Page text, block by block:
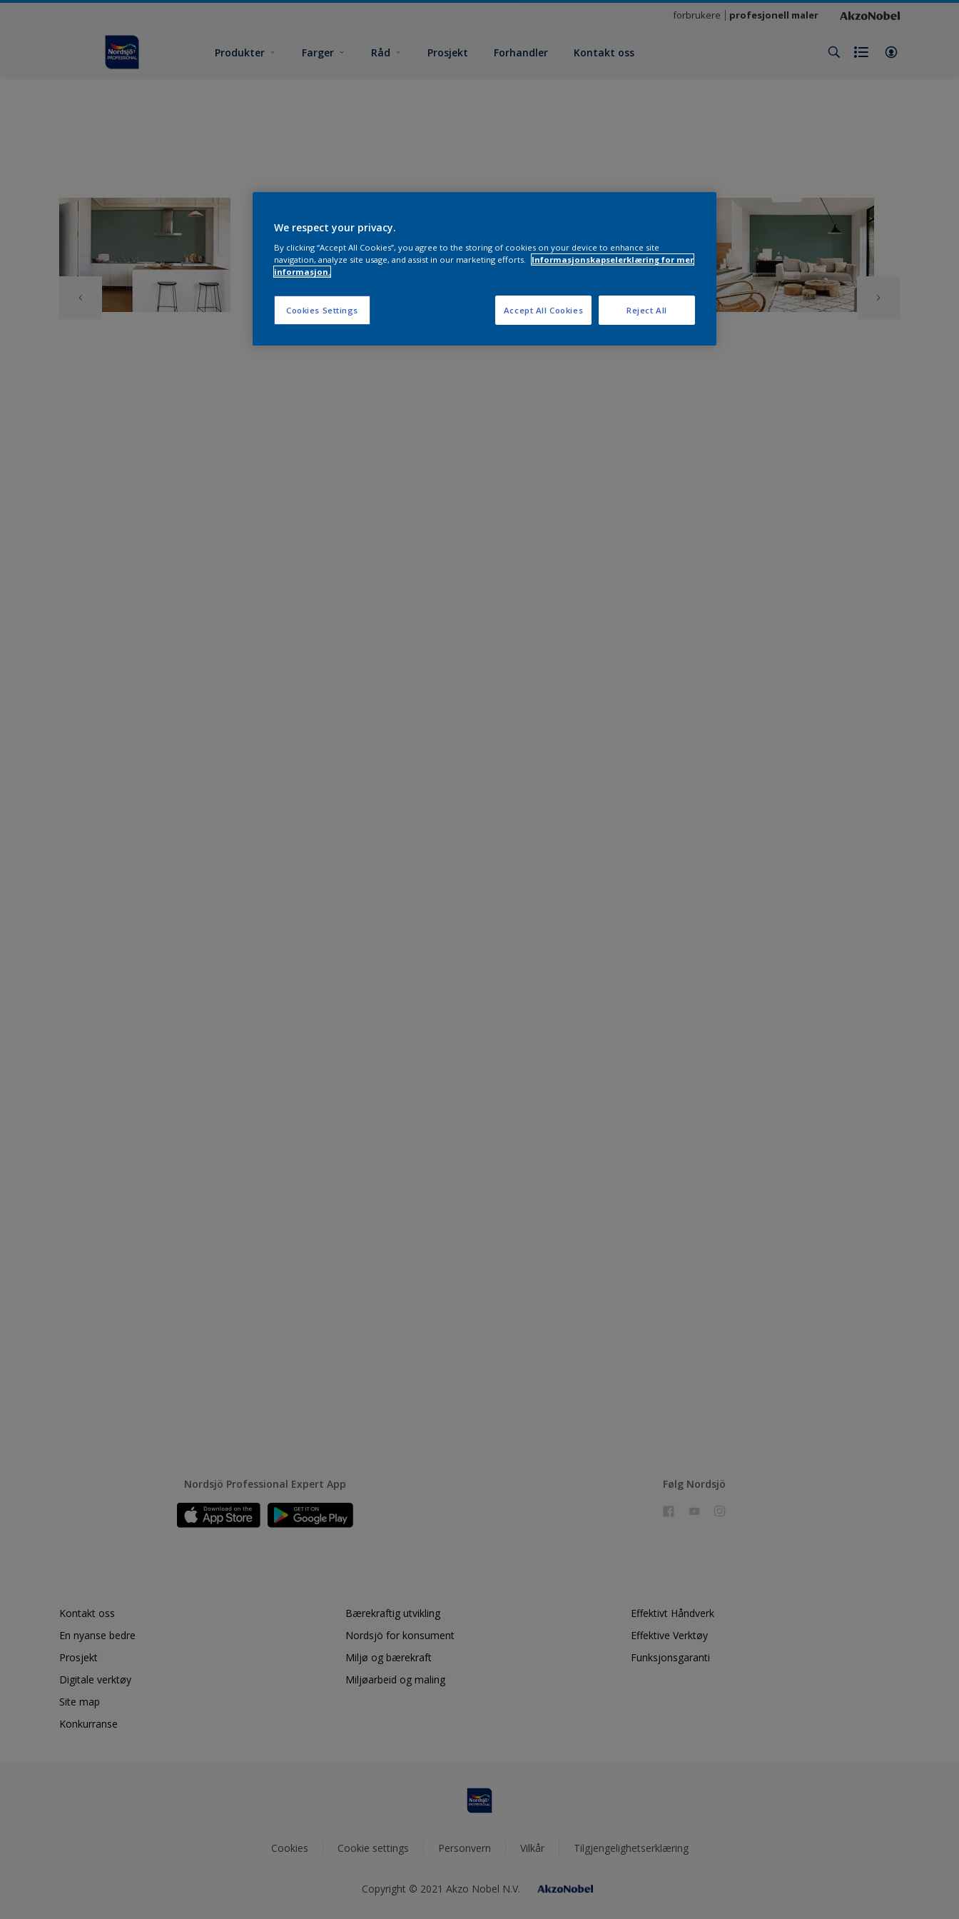
forbrukere profesjonell maler
Produkter Farger Råd Prosjekt Forhandler Kontakt oss
Nordsjö Professional Expert App Følg Nordsjö
Kontakt oss
En nyanse bedre
Prosjekt
Digitale verktøy
Site map
Konkurranse
Bærekraftig utvikling
Nordsjö for konsument
Miljø og bærekraft
Miljøarbeid og maling
Effektivt Håndverk
Effektive Verktøy
Funksjonsgaranti
Cookies Cookie settings Personvern Vilkår Tilgjengelighetserklæring
Copyright © 2021 Akzo Nobel N.V.
We respect your privacy.
By clicking “Accept All Cookies”, you agree to the storing of cookies on your device to enhance site
navigation, analyze site usage, and assist in our marketing efforts.
Informasjonskapselerklæring for mer
informasjon.
Cookies Settings Reject All
Accept All Cookies